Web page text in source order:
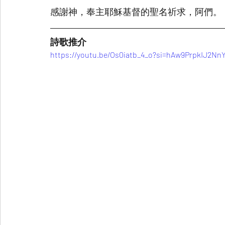
感謝神，奉主耶穌基督的聖名祈求，阿們。
詩歌推介
https://youtu.be/